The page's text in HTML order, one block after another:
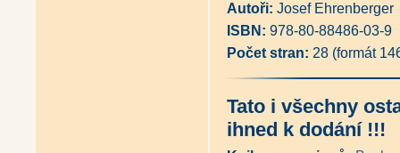
Mikoláš Klečkovský čili
Žďárské vrchy do kapsy +
Kasalová)|
Želivka - naše řeka (František
Antikvariát - Sázava milovaná
Sázava - řeka protkaná
Výlety podél Sázavy (Ivan
Tajemné stezky - Horním
Autoři: Josef Ehrenberger
ISBN: 978-80-88486-03-9
Počet stran: 28 (formát
Tato i všechny
ihned k dodání !!!